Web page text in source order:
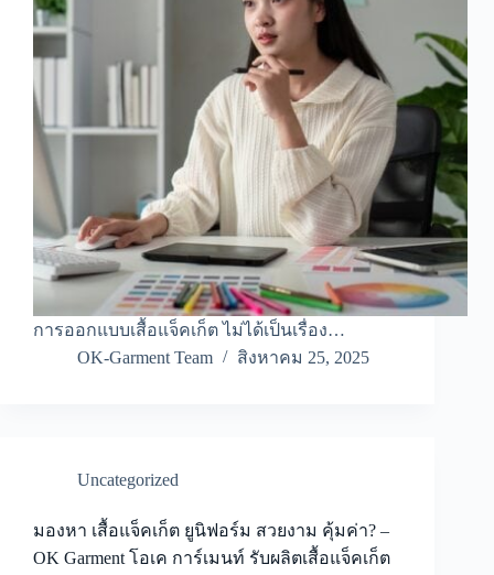
การออกแบบเสื้อแจ็คเก็ต ไม่ได้เป็นเรื่อง…
OK-Garment Team
สิงหาคม 25, 2025
Uncategorized
มองหา เสื้อแจ็คเก็ต ยูนิฟอร์ม สวยงาม คุ้มค่า? –
OK Garment โอเค การ์เมนท์ รับผลิตเสื้อแจ็คเก็ต